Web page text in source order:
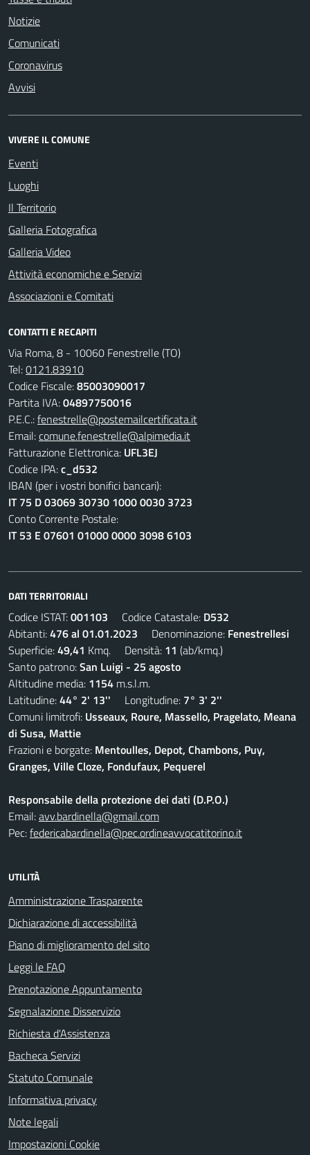
Notizie
Comunicati
Coronavirus
Avvisi
VIVERE IL COMUNE
Eventi
Luoghi
Il Territorio
Galleria Fotografica
Galleria Video
Attività economiche e Servizi
Associazioni e Comitati
CONTATTI E RECAPITI
Via Roma, 8 - 10060 Fenestrelle (TO)
Tel:0121.83910
Codice Fiscale:85003090017
Partita IVA:04897750016
P.E.C.:fenestrelle@postemailcertificata.it
Email:comune.fenestrelle@alpimedia.it
Fatturazione Elettronica: UFL3EJ
Codice IPA:c_d532
IBAN (per i vostri bonifici bancari):
IT 75 D 03069 30730 1000 0030 3723
Conto Corrente Postale:
IT 53 E 07601 01000 0000 3098 6103
DATI TERRITORIALI
Codice ISTAT:001103 Codice Catastale: D532
Abitanti:476 al 01.01.2023 Denominazione: Fenestrellesi
Superficie:49,41 Kmq. Densità: 11 (ab/kmq.)
Santo patrono:San Luigi - 25 agosto
Altitudine media: 1154 m.s.l.m.
Latitudine:44° 2' 13'' Longitudine: 7° 3' 2''
Comuni limitrofi: Usseaux, Roure, Massello, Pragelato, Meana
di Susa, Mattie
Frazioni e borgate: Mentoulles, Depot, Chambons, Puy,
Granges, Ville Cloze, Fondufaux, Pequerel
Responsabile della protezione dei dati (D.P.O.)
Email:avv.bardinella@gmail.com
Pec:federicabardinella@pec.ordineavvocatitorino.it
UTILITÀ
Amministrazione Trasparente
Dichiarazione di accessibilità
Piano di miglioramento del sito
Leggi le FAQ
Prenotazione Appuntamento
Segnalazione Disservizio
Richiesta d'Assistenza
Bacheca Servizi
Statuto Comunale
Informativa privacy
Note legali
Impostazioni Cookie